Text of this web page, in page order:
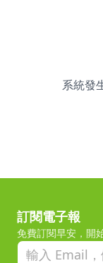
系統發
訂閱電子報
免費訂閱早安，開